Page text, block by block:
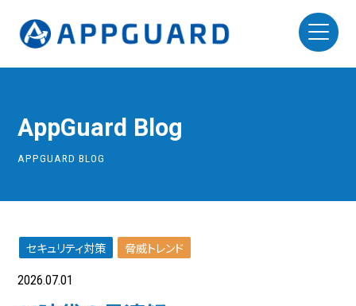
AppGuard Blog
APPGUARD BLOG
セキュリティ対策 脅威トレンド
2026.07.01